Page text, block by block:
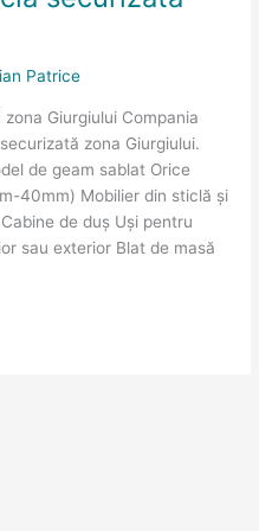
Patrice
Giurgiului Compania
zona Giurgiului.
de geam sablat Orice
40mm) Mobilier din sticlă și
de duș Uși pentru
sau exterior Blat de masă